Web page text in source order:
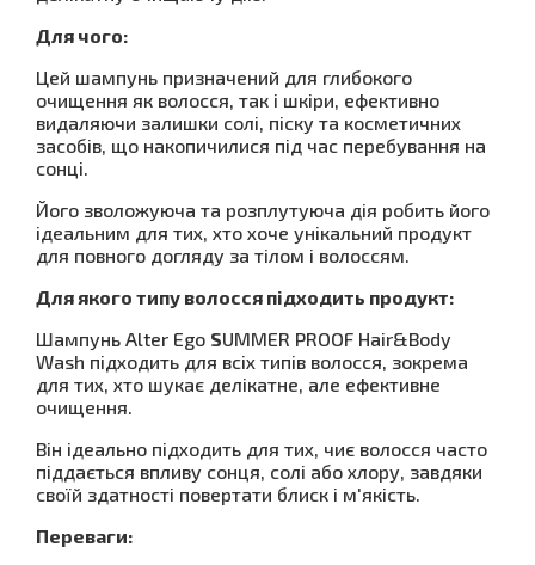
Для чого:
Цей шампунь призначений для глибокого
очищення як волосся, так і шкіри, ефективно
видаляючи залишки солі, піску та косметичних
засобів, що накопичилися під час перебування на
сонці.
Його зволожуюча та розплутуюча дія робить його
ідеальним для тих, хто хоче унікальний продукт
для повного догляду за тілом і волоссям.
Для якого типу волосся підходить продукт:
Шампунь Alter Ego SUMMER PROOF Hair&Body
Wash підходить для всіх типів волосся, зокрема
для тих, хто шукає делікатне, але ефективне
очищення.
Він ідеально підходить для тих, чиє волосся часто
піддається впливу сонця, солі або хлору, завдяки
своїй здатності повертати блиск і м'якість.
Переваги: